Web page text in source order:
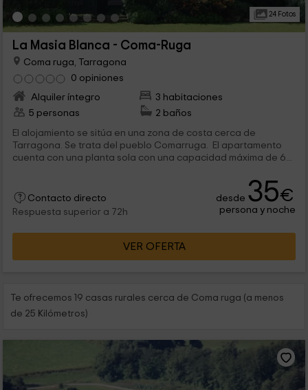
24 Fotos
La Masia Blanca - Coma-Ruga
Coma ruga, Tarragona
0 opiniones
Alquiler íntegro
3 habitaciones
5 personas
2 baños
El alojamiento se sitúa en una zona de costa cerca de
Tarragona. Se trata del pueblo Comarruga. El apartamento
cuenta con una planta sola con una capacidad máxima de 6...
Contacto directo
Respuesta superior a 72h
desde 35€
persona y noche
VER OFERTA
Te ofrecemos 19 casas rurales cerca de Coma ruga (a menos
de 25 Kilómetros)